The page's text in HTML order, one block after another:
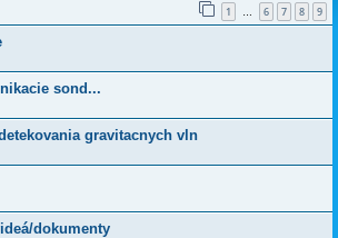
1 … 6 7 8 9
sond...
gravitacnych vln
dokumenty